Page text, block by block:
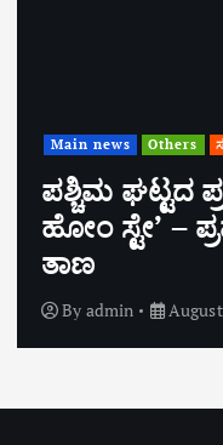
Main news Others
ಪಶ್ಚಿಮ ಘಟ್ಟದ
ಹೋಂ ಸ್ಟೇ’ –
ತಾಣ
By admin August